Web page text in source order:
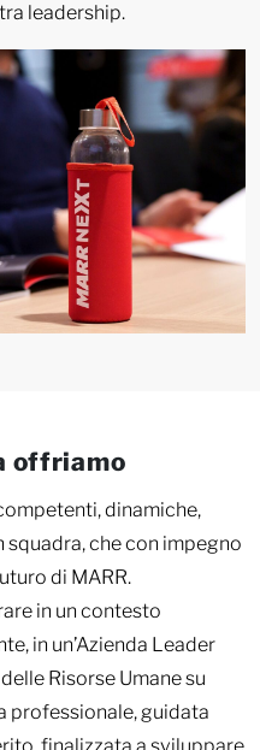
leadership.
offriamo
dinamiche,
che con impegno
di MARR.
in un contesto
in un’Azienda Leader
Risorse Umane su
professionale, guidata